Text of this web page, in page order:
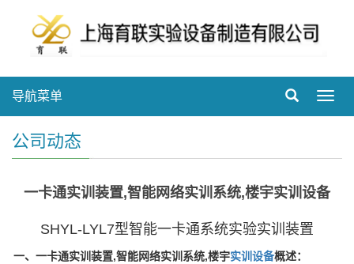
导航菜单
公司动态
一卡通实训装置,智能网络实训系统,楼宇实训设备
SHYL-LYL7型智能一卡通系统实验实训装置
一、一卡通实训装置,智能网络实训系统,楼宇实训设备概述：